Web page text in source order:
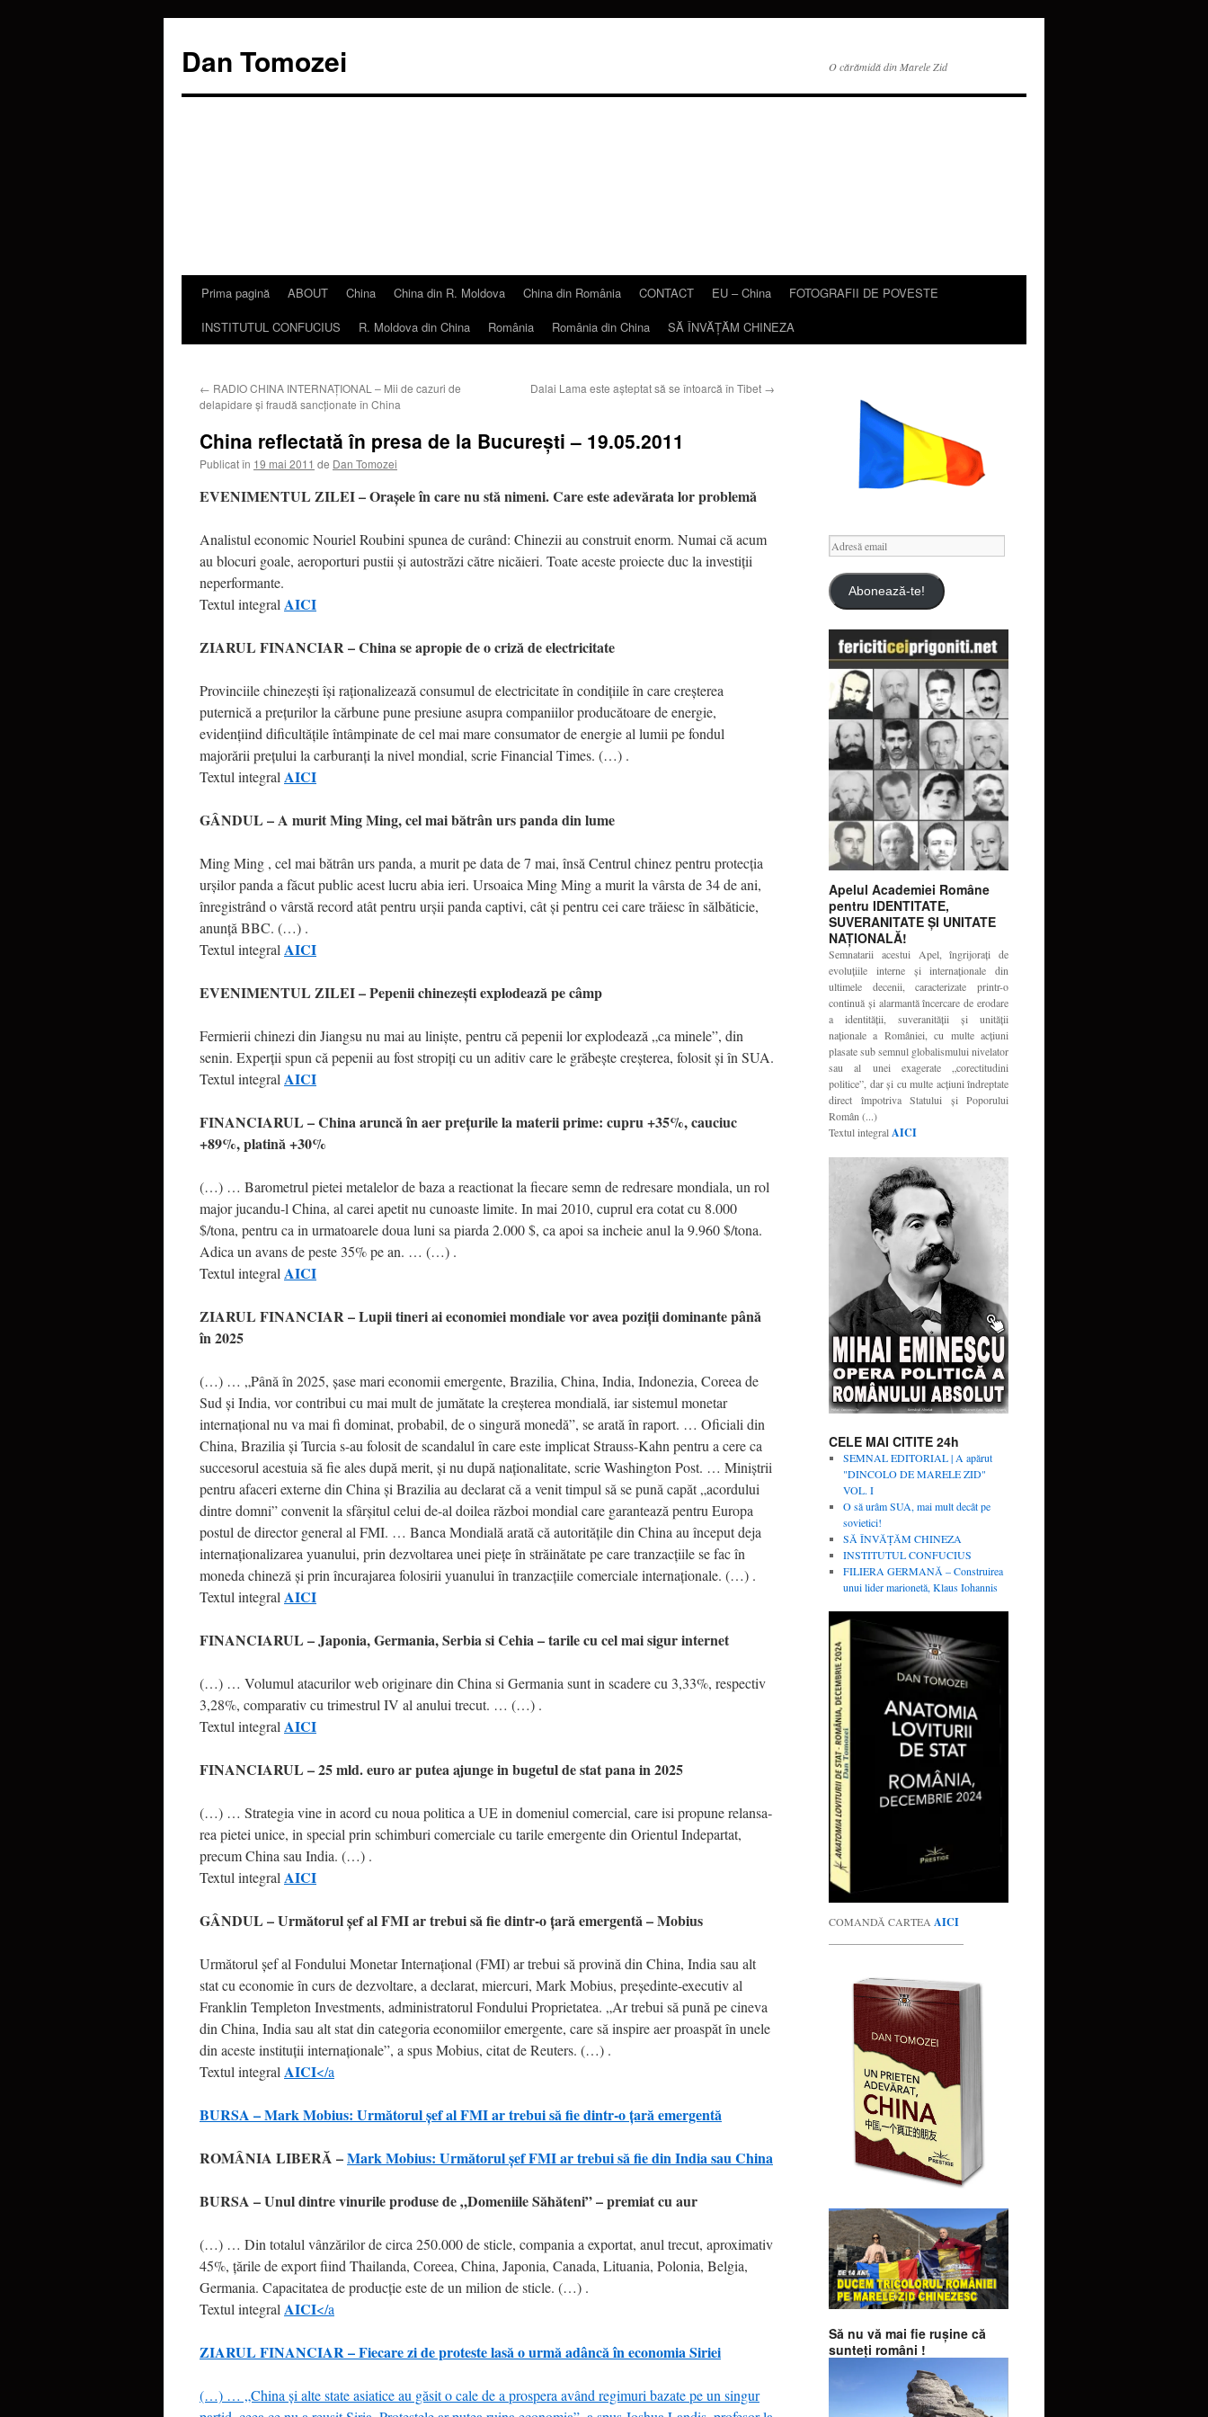
Dan Tomozei O cărămidă din Marele Zid
SariPrima pagină ABOUT China China din R. Moldova China din România CONTACT EU – China
FOTOGRAFII DE POVESTE
INSTITUTUL CONFUCIUS
R. Moldova din China România România din China SĂ ÎNVĂŢĂM CHINEZA
← RADIO CHINA INTERNAŢIONAL – Mii de cazuri de
delapidare şi fraudă sancţionate în China
Dalai Lama este aşteptat să se întoarcă în Tibet →
China reflectată în presa de la Bucureşti – 19.05.2011
Publicat în 19 mai 2011 de Dan Tomozei
EVENIMENTUL ZILEI – Oraşele în care nu stă nimeni. Care este adevărata lor problemă
Analistul economic Nouriel Roubini spunea de curând: Chinezii au construit enorm. Numai că acum
au blocuri goale, aeroporturi pustii şi autostrăzi către nicăieri. Toate aceste proiecte duc la investiţii
neperformante.
Textul integral AICI
ZIARUL FINANCIAR – China se apropie de o criză de electricitate
Provinciile chinezeşti îşi raţionalizează consumul de electricitate în condiţiile în care creşterea
puternică a preţurilor la cărbune pune presiune asupra companiilor producătoare de energie,
evidenţiind dificultăţile întâmpinate de cel mai mare consumator de energie al lumii pe fondul
majorării preţului la carburanţi la nivel mondial, scrie Financial Times. (…) .
Textul integral AICI
GÂNDUL – A murit Ming Ming, cel mai bătrân urs panda din lume
Ming Ming , cel mai bătrân urs panda, a murit pe data de 7 mai, însă Centrul chinez pentru protecţia
urşilor panda a făcut public acest lucru abia ieri. Ursoaica Ming Ming a murit la vârsta de 34 de ani,
înregistrând o vârstă record atât pentru urşii panda captivi, cât şi pentru cei care trăiesc în sălbăticie,
anunţă BBC. (…) .
Textul integral AICI
EVENIMENTUL ZILEI – Pepenii chinezeşti explodează pe câmp
Fermierii chinezi din Jiangsu nu mai au linişte, pentru că pepenii lor explodează „ca minele”, din
senin. Experţii spun că pepenii au fost stropiţi cu un aditiv care le grăbeşte creşterea, folosit şi în SUA.
Textul integral AICI
FINANCIARUL – China aruncă în aer preţurile la materii prime: cupru +35%, cauciuc
+89%, platină +30%
(…) … Barometrul pietei metalelor de baza a reactionat la fiecare semn de redresare mondiala, un rol
major jucandu-l China, al carei apetit nu cunoaste limite. In mai 2010, cuprul era cotat cu 8.000
$/tona, pentru ca in urmatoarele doua luni sa piarda 2.000 $, ca apoi sa incheie anul la 9.960 $/tona.
Adica un avans de peste 35% pe an. … (…) .
Textul integral AICI
ZIARUL FINANCIAR – Lupii tineri ai economiei mondiale vor avea poziţii dominante până
în 2025
(…) … „Până în 2025, şase mari economii emergente, Brazilia, China, India, Indonezia, Coreea de
Sud şi India, vor contribui cu mai mult de jumătate la creşterea mondială, iar sistemul monetar
internaţional nu va mai fi dominat, probabil, de o singură monedă”, se arată în raport. … Oficiali din
China, Brazilia şi Turcia s-au folosit de scandalul în care este implicat Strauss-Kahn pentru a cere ca
succesorul acestuia să fie ales după merit, şi nu după naţionalitate, scrie Washington Post. … Miniştrii
pentru afaceri externe din China şi Brazilia au declarat că a venit timpul să se pună capăt „acordului
dintre domni” convenit la sfârşitul celui de-al doilea război mondial care garantează pentru Europa
postul de director general al FMI. … Banca Mondială arată că autorităţile din China au început deja
internaţionalizarea yuanului, prin dezvoltarea unei pieţe în străinătate pe care tranzacţiile se fac în
moneda chineză şi prin încurajarea folosirii yuanului în tranzacţiile comerciale internaţionale. (…) .
Textul integral AICI
FINANCIARUL – Japonia, Germania, Serbia si Cehia – tarile cu cel mai sigur internet
(…) … Volumul atacurilor web originare din China si Germania sunt in scadere cu 3,33%, respectiv
3,28%, comparativ cu trimestrul IV al anului trecut. … (…) .
Textul integral AICI
FINANCIARUL – 25 mld. euro ar putea ajunge in bugetul de stat pana in 2025
(…) … Strate­gia vine in acord cu noua politica a UE in do­me­­niul comercial, care isi propune re­lan­­sa­
rea pietei unice, in special prin schimburi co­­mer­ciale cu tarile emergente din Orientul Indepartat,
precum China sau India. (…) .
Textul integral AICI
GÂNDUL – Următorul şef al FMI ar trebui să fie dintr-o ţară emergentă – Mobius
Următorul şef al Fondului Monetar Internaţional (FMI) ar trebui să provină din China, India sau alt
stat cu economie în curs de dezvoltare, a declarat, miercuri, Mark Mobius, preşedinte-executiv al
Franklin Templeton Investments, administratorul Fondului Proprietatea. „Ar trebui să pună pe cineva
din China, India sau alt stat din categoria economiilor emergente, care să inspire aer proaspăt în unele
din aceste instituţii internaţionale”, a spus Mobius, citat de Reuters. (…) .
Textul integral AICI</a
BURSA –Mark Mobius: Următorul şef al FMI ar trebui să fie dintr-o ţară emergentă
ROMÂNIA LIBERĂ –Mark Mobius: Următorul şef FMI ar trebui să fie din India sau China
BURSA – Unul dintre vinurile produse de „Domeniile Săhăteni” – premiat cu aur
(…) … Din totalul vânzărilor de circa 250.000 de sticle, compania a exportat, anul trecut, aproximativ
45%, ţările de export fiind Thailanda, Coreea, China, Japonia, Canada, Lituania, Polonia, Belgia,
Germania. Capacitatea de producţie este de un milion de sticle. (…) .
Textul integral AICI</a
ZIARUL FINANCIAR – Fiecare zi de proteste lasă o urmă adâncă în economia Siriei
(…) … „China şi alte state asiatice au găsit o cale de a prospera având regimuri bazate pe un singur
Adresă
email
Abonează-te!
Apelul Academiei Române
pentru IDENTITATE,
SUVERANITATE ŞI UNITATE
NAŢIONALĂ!
Semnatarii acestui Apel, îngrijoraţi de
evoluţiile interne şi internaţionale din
ultimele decenii, caracterizate printr-o
continuă şi alarmantă încercare de erodare
a identităţii, suveranităţii şi unităţii
naţionale a României, cu multe acţiuni
plasate sub semnul globalismului nivelator
sau al unei exagerate „corectitudini
politice”, dar şi cu multe acţiuni îndreptate
direct împotriva Statului şi Poporului
Român (...)
Textul integralAICI
CELE MAI CITITE 24h
SEMNAL EDITORIAL | A apărut
"DINCOLO DE MARELE ZID"
VOL. I
O să urâm SUA, mai mult decât pe
sovietici!
SĂ ÎNVĂŢĂM CHINEZA
INSTITUTUL CONFUCIUS
FILIERA GERMANĂ – Construirea
unui lider marionetă, Klaus Iohannis
COMANDĂ CARTEA AICI
Să nu vă mai fie ruşine că
sunteţi români !